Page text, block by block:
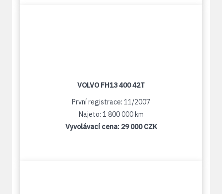
VOLVO FH13 400 42T
První registrace: 11/2007
Najeto: 1 800 000 km
Vyvolávací cena: 29 000 CZK